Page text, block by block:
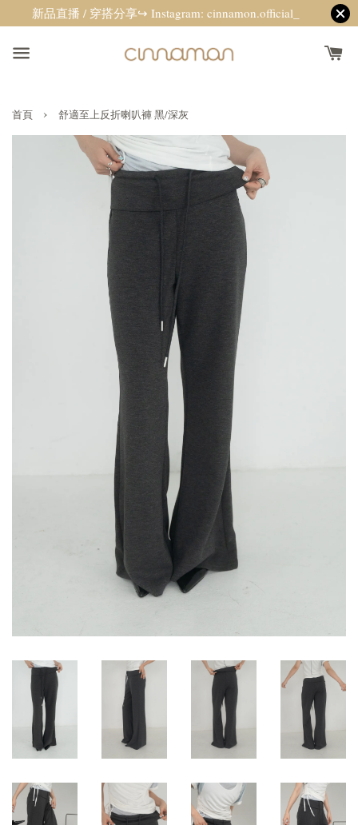
新品直播 / 穿搭分享↪ Instagram: cinnamon.official_
首頁 › 舒適至上反折喇叭褲 黑/深灰